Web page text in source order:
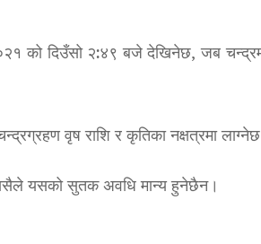
को दिउँसो २:४९ बजे देखिनेछ, जब
वृष राशि र कृतिका नक्षत्रमा
यसको सुतक अवधि मान्य हुनेछैन।